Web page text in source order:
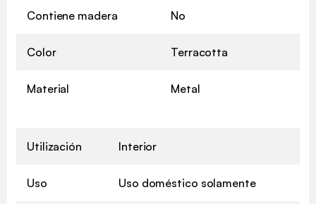
Contiene madera No
Color Terracotta
Material Metal
Utilización Interior
Uso Uso doméstico solamente